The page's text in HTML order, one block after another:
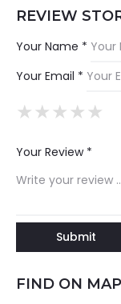
REVIEW
Your Name *
Your Email *
★
★★
★★★
★★★★
★★★★★
Your Review *
FIND ON MAP